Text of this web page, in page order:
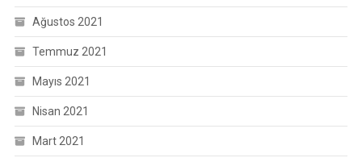
Ağustos 2021
Temmuz 2021
Mayıs 2021
Nisan 2021
Mart 2021